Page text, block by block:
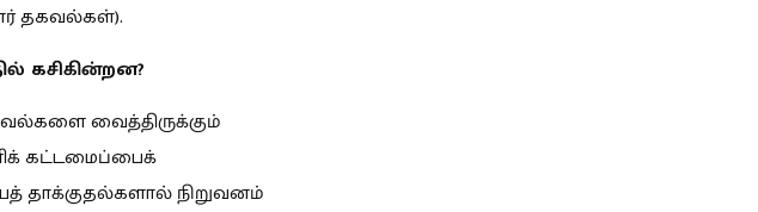
தகவல்கள்).
கசிகின்றன?
வைத்திருக்கும்
கட்டமைப்பைக்
நிறுவனம்